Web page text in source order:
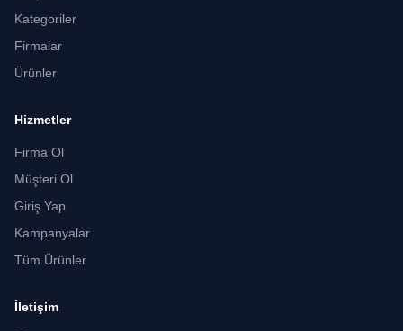
Kategoriler
Firmalar
Ürünler
Hizmetler
Firma Ol
Müşteri Ol
Giriş Yap
Kampanyalar
Tüm Ürünler
İletişim